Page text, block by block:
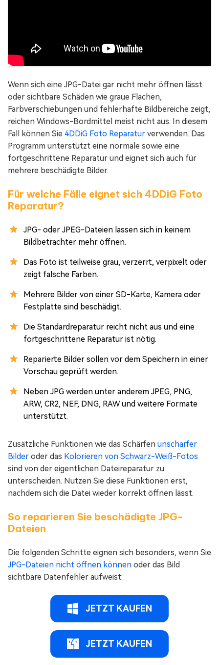
Wenn sich eine JPG-Datei gar nicht mehr öffnen lässt
oder sichtbare Schäden wie graue Flächen,
Farbverschiebungen und fehlerhafte Bildbereiche zeigt,
reichen Windows-Bordmittel meist nicht aus. In diesem
Fall können Sie 4DDiG Foto Reparatur verwenden. Das
Programm unterstützt eine normale sowie eine
fortgeschrittene Reparatur und eignet sich auch für
mehrere beschädigte Bilder.
Für welche Fälle eignet sich 4DDiG Foto
Reparatur?
JPG- oder JPEG-Dateien lassen sich in keinem
Bildbetrachter mehr öffnen.
Das Foto ist teilweise grau, verzerrt, verpixelt oder
zeigt falsche Farben.
Mehrere Bilder von einer SD-Karte, Kamera oder
Festplatte sind beschädigt.
Die Standardreparatur reicht nicht aus und eine
fortgeschrittene Reparatur ist nötig.
Reparierte Bilder sollen vor dem Speichern in einer
Vorschau geprüft werden.
Neben JPG werden unter anderem JPEG, PNG,
ARW, CR2, NEF, DNG, RAW und weitere Formate
unterstützt.
Zusätzliche Funktionen wie das Schärfen unscharfer
Bilder oder das Kolorieren von Schwarz-Weiß-Fotos
sind von der eigentlichen Dateireparatur zu
unterscheiden. Nutzen Sie diese Funktionen erst,
nachdem sich die Datei wieder korrekt öffnen lässt.
So reparieren Sie beschädigte JPG-
Dateien
Die folgenden Schritte eignen sich besonders, wenn Sie
JPG-Dateien nicht öffnen können oder das Bild
sichtbare Datenfehler aufweist:
JETZT KAUFEN
JETZT KAUFEN